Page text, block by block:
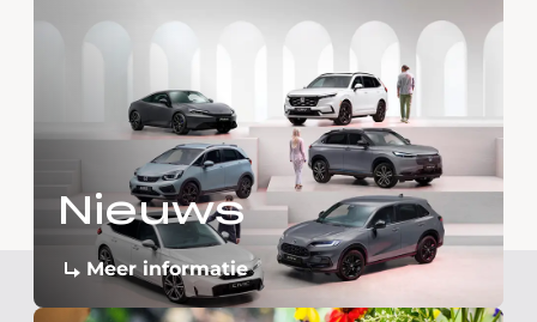
Nieuws
Meer informatie